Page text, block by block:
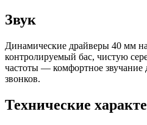
Звук
Динамические драйверы 40 мм
контролируемый бас, чистую
частоты — комфортное звучание
звонков.
Технические